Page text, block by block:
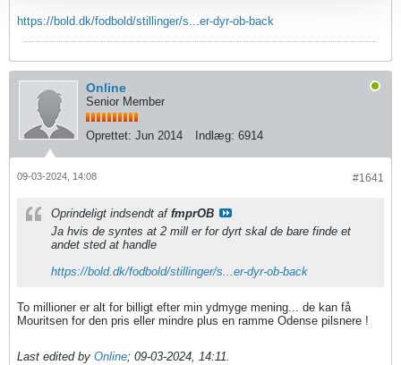
https://bold.dk/fodbold/stillinger/s...er-dyr-ob-back
Online
Senior Member
Oprettet: Jun 2014 Indlæg: 6914
#1641
09-03-2024, 14:08
Oprindeligt indsendt af fmprOB
Ja hvis de syntes at 2 mill er for dyrt skal de bare finde et
andet sted at handle
https://bold.dk/fodbold/stillinger/s...er-dyr-ob-back
To millioner er alt for billigt efter min ydmyge mening... de kan få
Mouritsen for den pris eller mindre plus en ramme Odense pilsnere !
Last edited by Online; 09-03-2024, 14:11.